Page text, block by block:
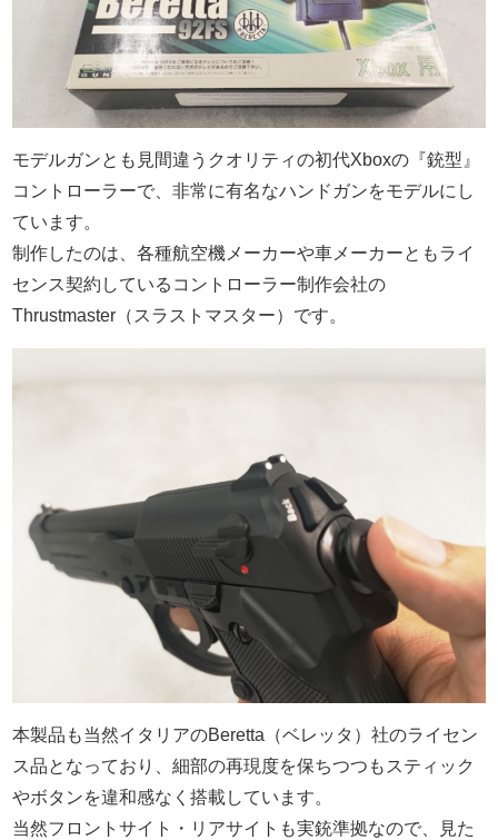
モデルガンとも見間違うクオリティの初代Xboxの『銃型』
コントローラーで、非常に有名なハンドガンをモデルにし
ています。
制作したのは、各種航空機メーカーや車メーカーともライ
センス契約しているコントローラー制作会社の
Thrustmaster（スラストマスター）です。
本製品も当然イタリアのBeretta（ベレッタ）社のライセン
ス品となっており、細部の再現度を保ちつつもスティック
やボタンを違和感なく搭載しています。
当然フロントサイト・リアサイトも実銃準拠なので、見た